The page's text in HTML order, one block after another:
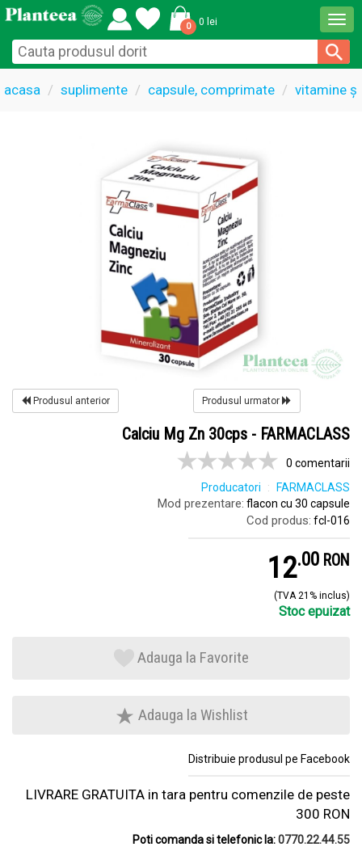
0 0 lei
acasa suplimente capsule, comprimate vitamine
Produsul anterior Produsul urmator
Calciu Mg Zn 30cps - FARMACLASS
0 comentarii
Producatori
FARMACLASS
Mod prezentare: flacon cu 30 capsule
Cod produs: fcl-016
12.0 RON
(TVA 21% inclus)
Stoc epuizat
Adauga la Favorite
Adauga la Wishlist
Distribuie produsul pe Facebook
LIVRARE GRATUITA in tara pentru comenzile de peste
300 RON
Poti comanda si telefonic la:0770.22.44.55